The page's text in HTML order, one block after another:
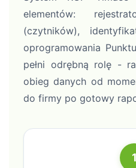
elementów:
(czytników),
oprogramowania
pełni odrębną rolę -
obieg danych od
do firmy po gotowy
1